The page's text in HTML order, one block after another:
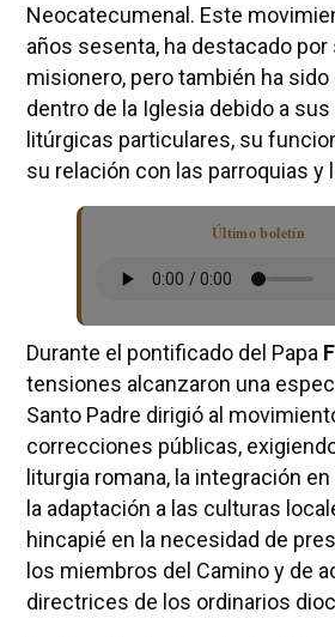
Neocatecumenal. Este
años sesenta, ha destacado
misionero, pero también ha
dentro de la Iglesia debido a
litúrgicas particulares, su
su relación con las parroquias y
Último boletín
Durante el pontificado del Papa
tensiones alcanzaron una
Santo Padre dirigió al
correcciones públicas,
liturgia romana, la integración
la adaptación a las culturas
hincapié en la necesidad de
los miembros del Camino y de
directrices de los ordinarios